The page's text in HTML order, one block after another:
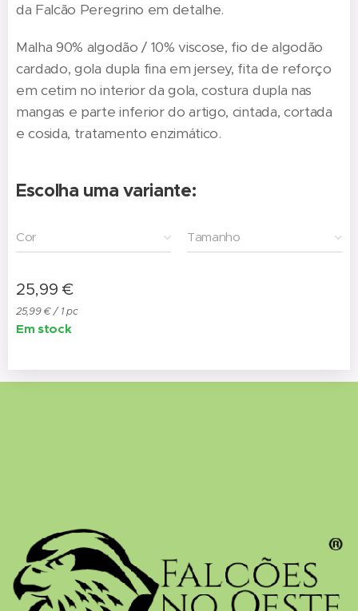
da Falcão Peregrino em detalhe.
Malha 90% algodão / 10% viscose, fio de algodão
cardado, gola dupla fina em jersey, fita de reforço
em cetim no interior da gola, costura dupla nas
mangas e parte inferior do artigo, cintada, cortada
e cosida, tratamento enzimático.
Escolha uma variante:
Cor Tamanho
25,99 €
25,99 € / 1 pc
Em stock